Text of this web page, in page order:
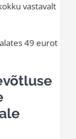
vastavalt
49 eurot